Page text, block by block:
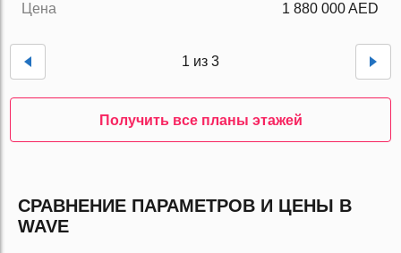
Цена 1 880 000 AED
Получить все планы этажей
1 из 3
СРАВНЕНИЕ ПАРАМЕТРОВ И ЦЕНЫ В
WAVE